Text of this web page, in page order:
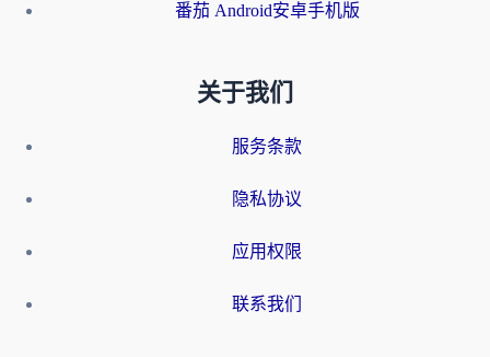
番茄 Android安卓手机版
关于我们
服务条款
隐私协议
应用权限
联系我们